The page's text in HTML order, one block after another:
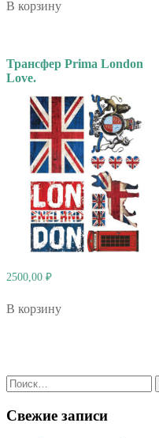
В корзину
Трансфер Prima London
Love.
2500,00 ₽
В корзину
Найти:
Свежие записи